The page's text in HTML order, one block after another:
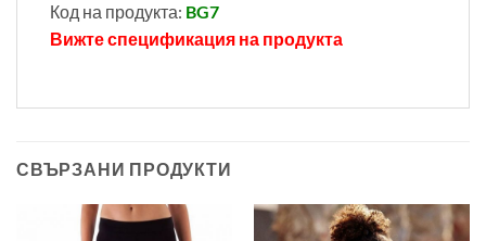
Код на продукта: BG7
Вижте спецификация на продукта
СВЪРЗАНИ ПРОДУКТИ